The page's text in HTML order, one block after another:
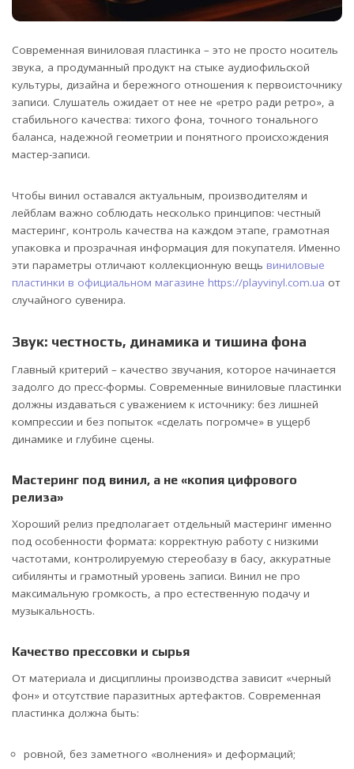
Современная виниловая пластинка – это не просто носитель
звука, а продуманный продукт на стыке аудиофильской
культуры, дизайна и бережного отношения к первоисточнику
записи. Слушатель ожидает от нее не «ретро ради ретро», а
стабильного качества: тихого фона, точного тонального
баланса, надежной геометрии и понятного происхождения
мастер-записи.
Чтобы винил оставался актуальным, производителям и
лейблам важно соблюдать несколько принципов: честный
мастеринг, контроль качества на каждом этапе, грамотная
упаковка и прозрачная информация для покупателя. Именно
эти параметры отличают коллекционную вещь виниловые
пластинки в официальном магазине https://playvinyl.com.ua от
случайного сувенира.
Звук: честность, динамика и тишина фона
Главный критерий – качество звучания, которое начинается
задолго до пресс-формы. Современные виниловые пластинки
должны издаваться с уважением к источнику: без лишней
компрессии и без попыток «сделать погромче» в ущерб
динамике и глубине сцены.
Мастеринг под винил, а не «копия цифрового
релиза»
Хороший релиз предполагает отдельный мастеринг именно
под особенности формата: корректную работу с низкими
частотами, контролируемую стереобазу в басу, аккуратные
сибилянты и грамотный уровень записи. Винил не про
максимальную громкость, а про естественную подачу и
музыкальность.
Качество прессовки и сырья
От материала и дисциплины производства зависит «черный
фон» и отсутствие паразитных артефактов. Современная
пластинка должна быть:
ровной, без заметного «волнения» и деформаций;